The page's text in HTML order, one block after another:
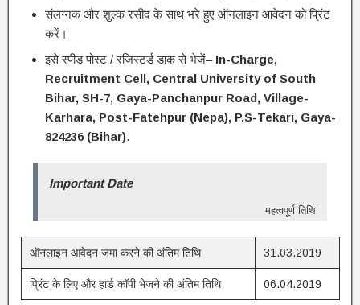
संलग्नक और शुल्क रसीद के साथ भरे हुए ऑनलाइन आवेदन को प्रिंट
करें।
इसे स्पीड पोस्ट / रजिस्टर्ड डाक से भेजें– In-Charge,
Recruitment Cell, Central University of South
Bihar, SH-7, Gaya-Panchanpur Road, Village-
Karhara, Post-Fatehpur (Nepa), P.S-Tekari, Gaya-
824236 (Bihar).
Important Date
महत्वपूर्ण तिथि
ऑनलाइन आवेदन जमा करने की अंतिम तिथि 31.03.2019
प्रिंट के लिए और हार्ड कॉपी भेजने की अंतिम तिथि 06.04.2019